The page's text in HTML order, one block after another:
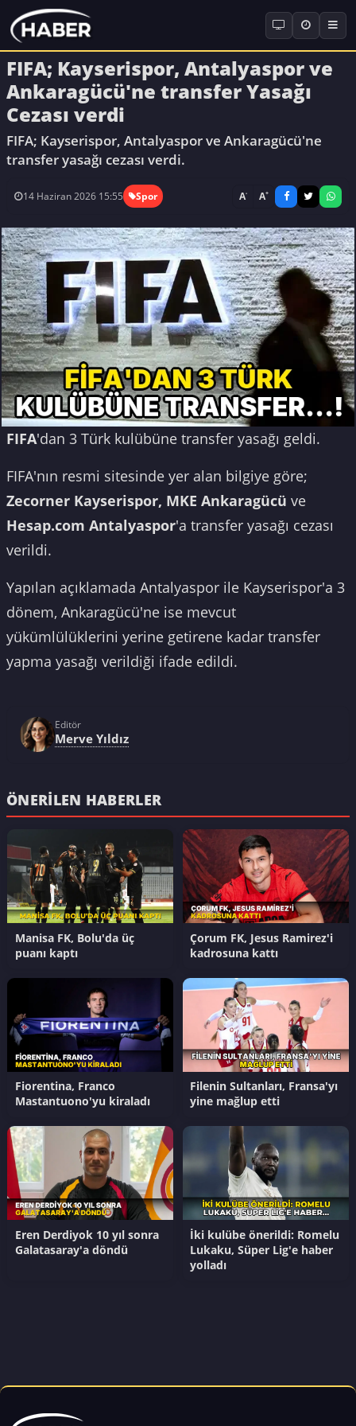
FIFA; Kayserispor, Antalyaspor ve
Ankaragücü'ne transfer Yasağı
Cezası verdi
FIFA; Kayserispor, Antalyaspor ve Ankaragücü'ne
transfer yasağı cezası verdi.
14 Haziran 2026 15:55 Spor A- A+
FIFA'dan 3 Türk kulübüne transfer yasağı geldi.
FIFA'nın resmi sitesinde yer alan bilgiye göre;
Zecorner Kayserispor, MKE Ankaragücü ve
Hesap.com Antalyaspor'a transfer yasağı cezası
verildi.
Yapılan açıklamada Antalyaspor ile Kayserispor'a 3
dönem, Ankaragücü'ne ise mevcut
yükümlülüklerini yerine getirene kadar transfer
yapma yasağı verildiği ifade edildi.
Editör
Merve Yıldız
ÖNERILEN HABERLER
Manisa FK, Bolu'da üç
puanı kaptı
Çorum FK, Jesus Ramirez'i
kadrosuna kattı
Fiorentina, Franco
Mastantuono'yu kiraladı
Filenin Sultanları, Fransa'yı
yine mağlup etti
Eren Derdiyok 10 yıl sonra
Galatasaray'a döndü
İki kulübe önerildi: Romelu
Lukaku, Süper Lig'e haber
yolladı